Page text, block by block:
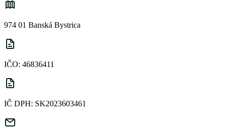
974 01 Banská Bystrica
IČO: 46836411
IČ DPH: SK2023603461